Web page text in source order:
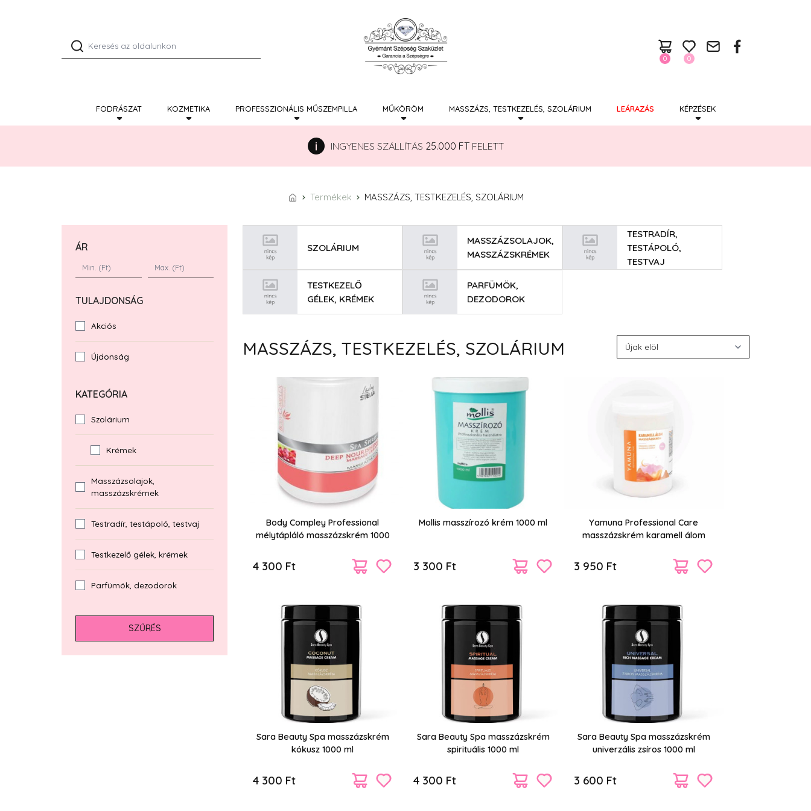
0 0
FODRÁSZAT KOZMETIKA PROFESSZIONÁLIS MŰSZEMPILLA MŰKÖRÖM MASSZÁZS, TESTKEZELÉS, SZOLÁRIUM LEÁRAZÁS KÉPZÉSEK
INGYENES SZÁLLÍTÁS 25.000 FTFELETT
Termékek MASSZÁZS, TESTKEZELÉS, SZOLÁRIUM
ÁR
TULAJDONSÁG
Akciós
Újdonság
KATEGÓRIA
Szolárium
Krémek
Masszázsolajok,
masszázskrémek
Testradír, testápoló, testvaj
Testkezelő gélek, krémek
Parfümök, dezodorok
SZŰRÉS
SZOLÁRIUM
MASSZÁZSOLAJOK,
MASSZÁZSKRÉMEK
TESTRADÍR,
TESTÁPOLÓ,
TESTVAJ
TESTKEZELŐ
GÉLEK, KRÉMEK
PARFÜMÖK,
DEZODOROK
MASSZÁZS, TESTKEZELÉS, SZOLÁRIUM
Body Compley Professional
mélytápláló masszázskrém 1000
4 300 Ft
Mollis masszírozó krém 1000 ml
3 300 Ft
Yamuna Professional Care
masszázskrém karamell álom
3 950 Ft
Sara Beauty Spa masszázskrém
kókusz 1000 ml
4 300 Ft
Sara Beauty Spa masszázskrém
spirituális 1000 ml
4 300 Ft
Sara Beauty Spa masszázskrém
univerzális zsíros 1000 ml
3 600 Ft